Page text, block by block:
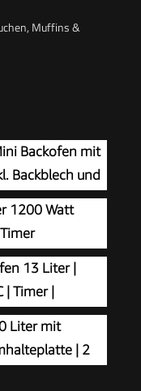
Muffins &
Backofen mit
Backblech und
Timer –
1200 Watt
13 Liter |
| Timer |
|
Backofen | 900
Liter mit
| 2